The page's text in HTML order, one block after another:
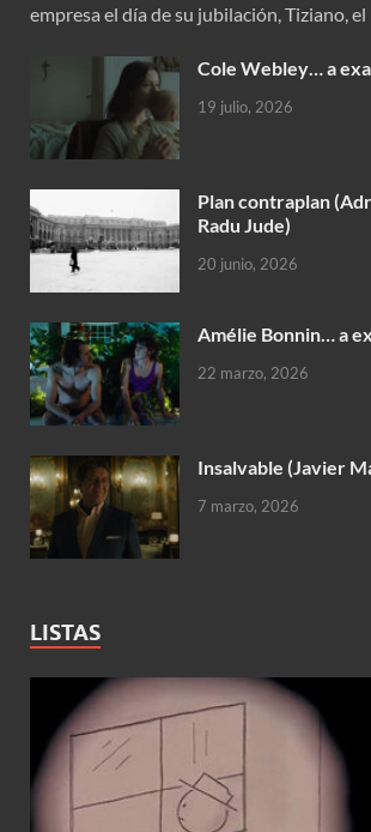
empresa el día de su jubilación, Tiziano,
Cole Webley… a
19 julio, 2026
Plan contraplan
Radu Jude)
20 junio, 2026
Amélie Bonnin… a
22 marzo, 2026
Insalvable (Javier
7 marzo, 2026
LISTAS